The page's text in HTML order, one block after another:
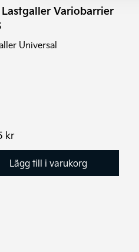
Variobarrier
Universal
kr
Lägg till i varukorg